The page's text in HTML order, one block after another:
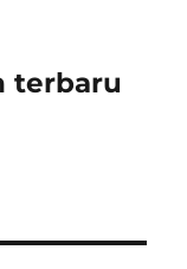
terbaru